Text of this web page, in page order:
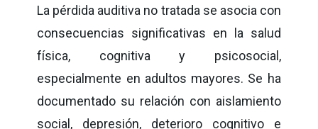
La pérdida auditiva no tratada se asocia con
consecuencias significativas en la salud
física, cognitiva y psicosocial,
especialmente en adultos mayores. Se ha
documentado su relación con aislamiento
social, depresión, deterioro cognitivo e